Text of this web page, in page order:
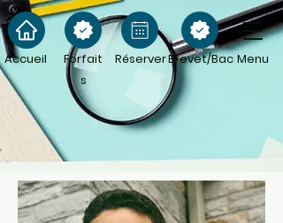
Accueil
Forfait
s
RéserverBrevet/Bac Menu